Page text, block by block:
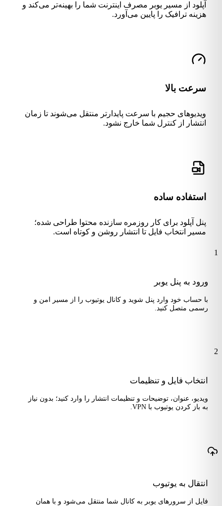
آپلود از مسیر یوبر مصرف اینترنت شما را بهینه‌تر می‌کند و
هزینه ترافیک را پایین می‌آورد.
سرعت بالا
ویدیوهای حجیم با سرعت پایدارتر منتقل می‌شوند تا زمان
انتشار از کنترل شما خارج نشود.
استفاده ساده
پنل آپلود برای کار روزمره سازنده محتوا طراحی شده؛
مسیر انتخاب فایل تا انتشار روشن و کوتاه است.
1
ورود به پنل یوبر
با حساب خود وارد پنل شوید و کانال یوتیوب را از مسیر امن و
رسمی متصل کنید.
2
انتخاب فایل و تنظیمات
ویدیو، عنوان، توضیحات و تنظیمات انتشار را وارد کنید؛ بدون نیاز
به باز کردن یوتیوب با VPN.
انتقال به یوتیوب
فایل از سرورهای یوبر به کانال شما منتقل می‌شود و با همان